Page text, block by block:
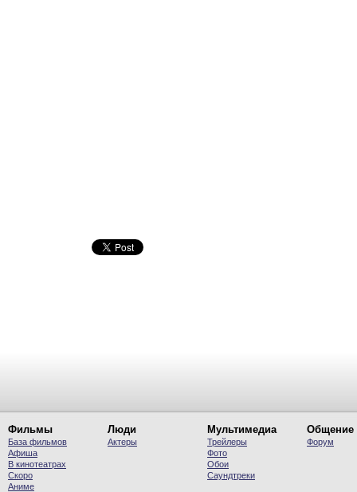
Фильмы
База фильмов
Афиша
В кинотеатрах
Скоро
Аниме
Люди
Актеры
Мультимедиа
Трейлеры
Фото
Обои
Саундтреки
Общение
Форум